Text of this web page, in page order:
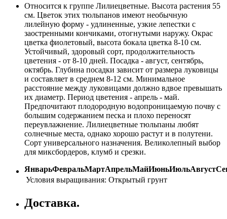
Относится к группе Лилиецветные. Высота растения 55
см. Цветок этих тюльпанов имеют необычную
лилейную форму - удлиненные, узкие лепестки с
заостренными кончиками, отогнутыми наружу. Окрас
цветка фиолетовый, высота бокала цветка 8-10 см.
Устойчивый, здоровый сорт, продолжительность
цветения - от 8-10 дней. Посадка - август, сентябрь,
октябрь. Глубина посадки зависит от размера луковицы
и составляет в среднем 8-12 см. Минимальное
расстояние между луковицами должно вдвое превышать
их диаметр. Период цветения - апрель - май.
Предпочитают плодородную водопроницаемую почву с
большим содержанием песка и плохо переносят
переувлажнение. Лилиецветные тюльпаны любят
солнечные места, однако хорошо растут и в полутени.
Сорт универсального назначения. Великолепный выбор
для миксбордеров, клумб и срезки.
ЯнварьФевральМартАпрельМайИюньИюльАвгуст
Условия выращивания: Открытый грунт
Доставка.